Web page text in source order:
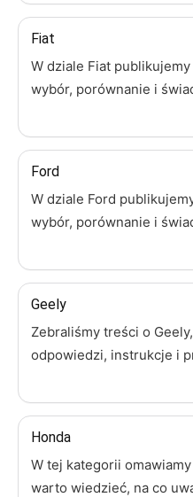
Fiat
W dziale Fiat publikujemy
wybór, porównanie i
Ford
W dziale Ford
wybór, porównanie i
Geely
Zebraliśmy treści o
odpowiedzi, instrukcje i
Honda
W tej kategorii
warto wiedzieć, na co